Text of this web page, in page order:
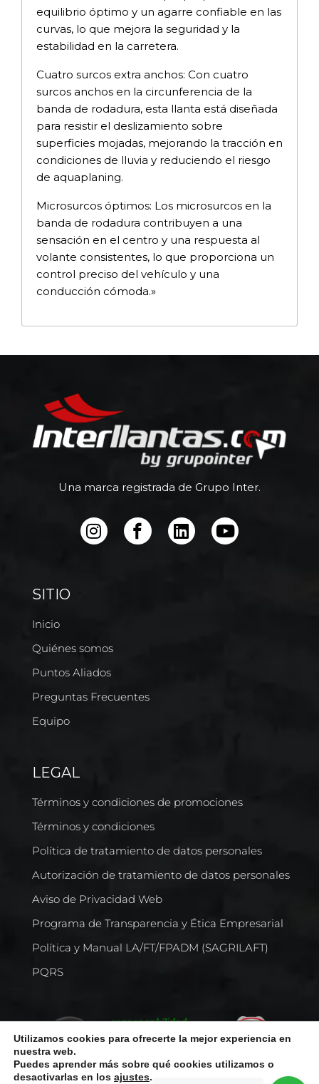
equilibrio óptimo y un agarre confiable en las
curvas, lo que mejora la seguridad y la
estabilidad en la carretera.
Cuatro surcos extra anchos: Con cuatro
surcos anchos en la circunferencia de la
banda de rodadura, esta llanta está diseñada
para resistir el deslizamiento sobre
superficies mojadas, mejorando la tracción en
condiciones de lluvia y reduciendo el riesgo
de aquaplaning.
Microsurcos óptimos: Los microsurcos en la
banda de rodadura contribuyen a una
sensación en el centro y una respuesta al
volante consistentes, lo que proporciona un
control preciso del vehículo y una
conducción cómoda.»
Una marca registrada de Grupo Inter.
SITIO
Inicio
Quiénes somos
Puntos Aliados
Preguntas Frecuentes
Equipo
LEGAL
Términos y condiciones de promociones
Términos y condiciones
Política de tratamiento de datos personales
Autorización de tratamiento de datos personales
Aviso de Privacidad Web
Programa de Transparencia y Ética Empresarial
Política y Manual LA/FT/FPADM (SAGRILAFT)
PQRS
Utilizamos cookies para ofrecerte la mejor experiencia en
nuestra web.
Puedes aprender más sobre qué cookies utilizamos o
desactivarlas en los ajustes.